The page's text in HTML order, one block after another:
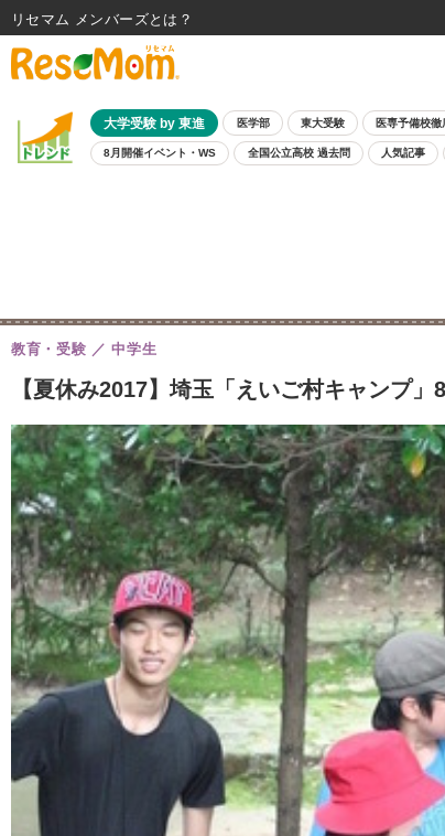
大学受験 by 東進 医学部 東大受験 医専予備校徹
8月開催イベント・WS 全国公立高校 過去問 人気記事
【夏休み2017】埼玉「えいご村キャンプ
教育・受験 中学生
リセマム メンバーズ